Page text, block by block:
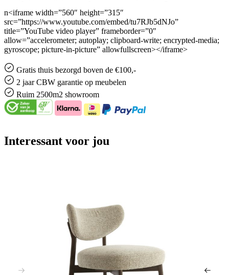
n<iframe width=”560″ height=”315″
src=”https://www.youtube.com/embed/tu7RJb5dNJo”
title=”YouTube video player” frameborder=”0″
allow=”accelerometer; autoplay; clipboard-write; encrypted-media;
gyroscope; picture-in-picture” allowfullscreen></iframe>
Gratis thuis bezorgd boven de €100,-
2 jaar CBW garantie op meubelen
Ruim 2500m2 showroom
Interessant voor jou